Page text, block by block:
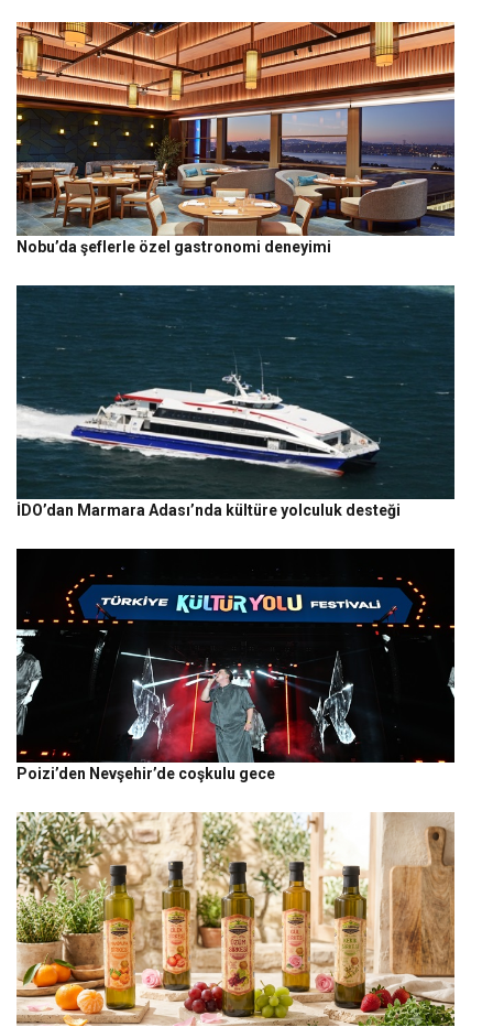
Nobu’da şeflerle özel gastronomi deneyimi
İDO’dan Marmara Adası’nda kültüre yolculuk desteği
Poizi’den Nevşehir’de coşkulu gece